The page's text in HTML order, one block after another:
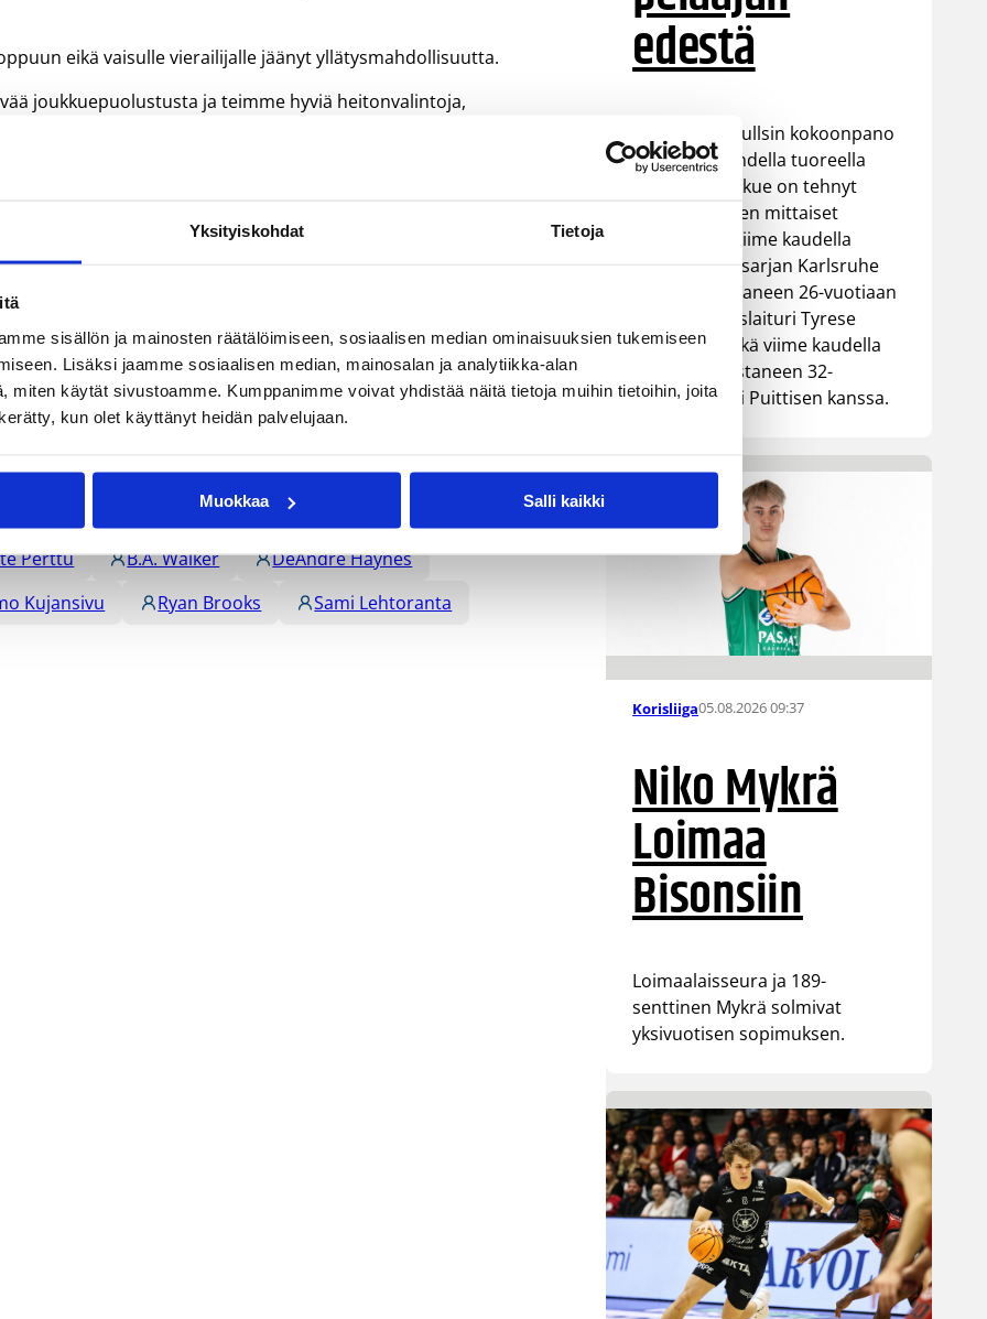
Yksityiskohdat Tietoja
sisällön ja mainosten räätälöimiseen, sosiaalisen median ominaisuuksien tukemiseen
Lisäksi jaamme sosiaalisen median, mainosalan ja analytiikka-alan
miten käytät sivustoamme. Kumppanimme voivat yhdistää näitä tietoja muihin tietoihin, joita
kun olet käyttänyt heidän palvelujaan.
Muokkaa Salli kaikki
eikä vaisulle vierailijalle jäänyt yllätysmahdollisuutta.
joukkuepuolustusta ja teimme hyviä heitonvalintoja,
Ryan Brooks ja Steven Wright. Antoine Jordan upotti
Perttu B.A. Walker
DeAndre Haynes
Kujansivu Ryan Brooks
Sami Lehtoranta
edestä
Helsinki Seagullsin kokoonpano
vahvistuu kahdella tuoreella
kasvolla. Joukkue on tehnyt
tulevan kauden mittaiset
sopimukset viime kaudella
Saksan ProA-sarjan Karlsruhe
Lionsia edustaneen 26-vuotiaan
yhdysvaltalaislaituri Tyrese
Williamsin sekä viime kaudella
Kouvoja edustaneen 32-
vuotiaan Timi Puittisen kanssa.
Korisliiga05.08.2026 09:37
Niko Mykrä
Loimaa
Bisonsiin
Loimaalaisseura ja 189-
senttinen Mykrä solmivat
yksivuotisen sopimuksen.